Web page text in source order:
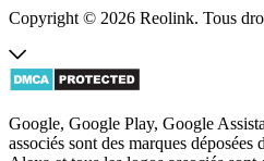
Copyright © 2026 Reolink. Tous
Google, Google Play, Google
associés sont des marques